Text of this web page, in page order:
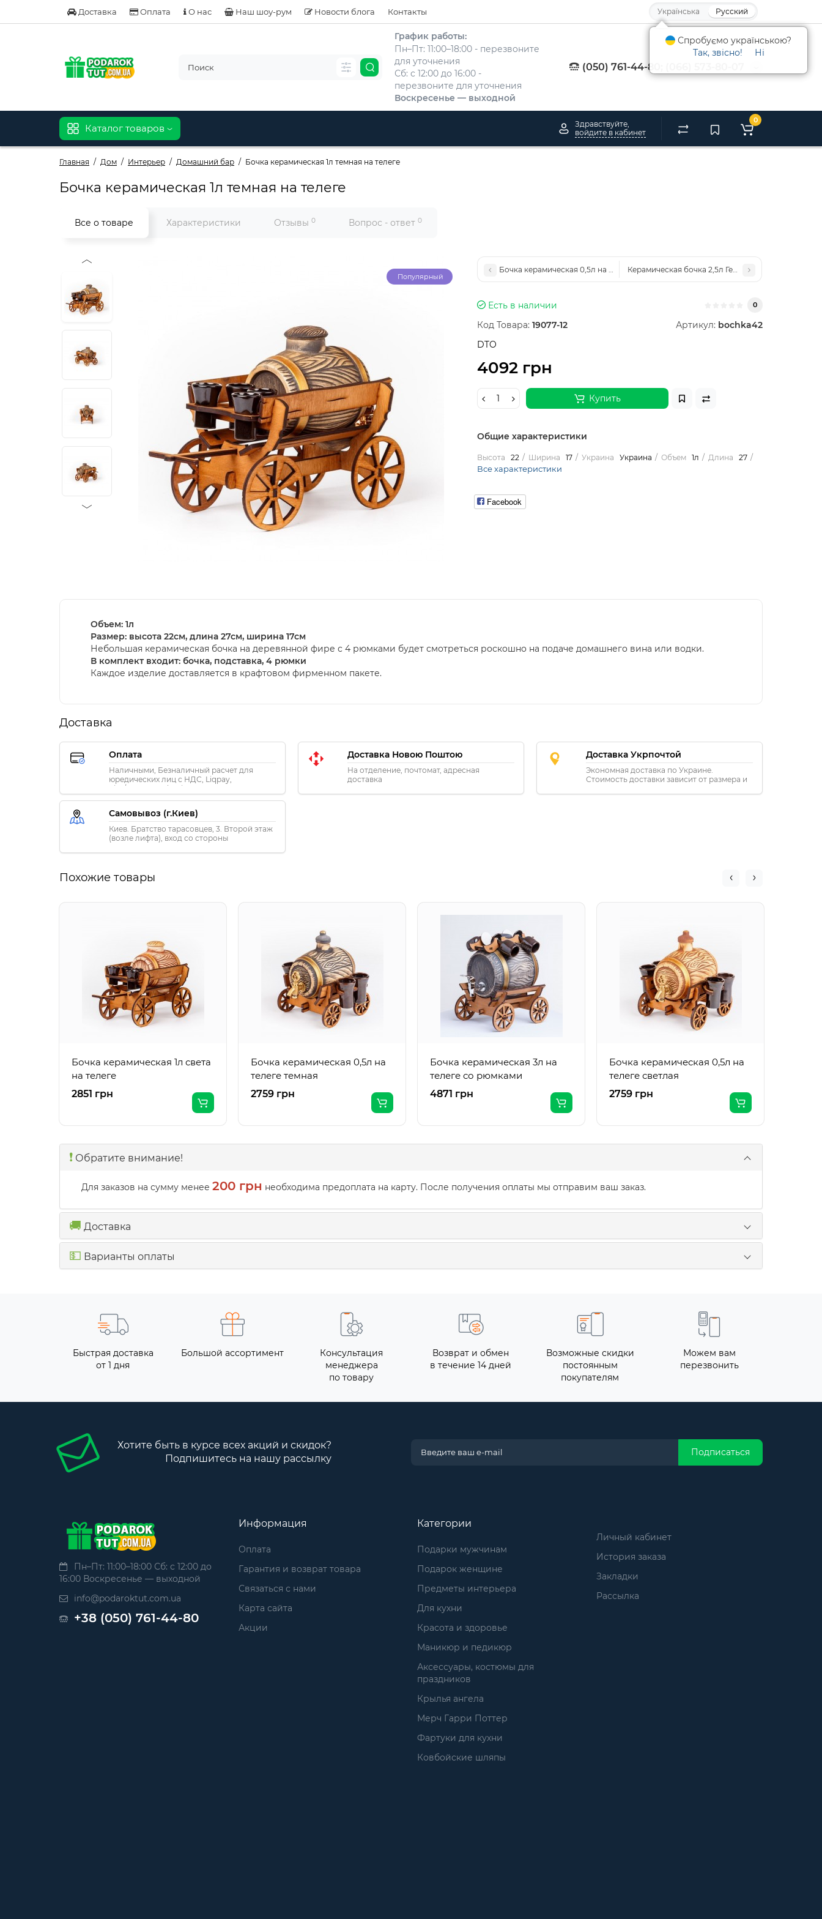
Доставка Оплата О нас Наш шоу-рум Новости блога Контакты Українська Русский
График работы:
Пн–Пт: 11:00–18:00 - перезвоните
для уточнения
Сб: с 12:00 до 16:00 -
перезвоните для уточнения
Воскресенье — выходной
(050) 761-44-80; (066) 573-80-07
Каталог товаров
Здравствуйте,
войдите в кабинет
0
Главная Дом Интерьер Домашний бар Бочка керамическая 1л темная на телеге
Бочка керамическая 1л темная на телеге
Все о товаре Характеристики Отзывы 0 Вопрос - ответ 0
Популярный
Бочка керамическая 0,5л на телеге темнаяКерамическая бочка 2,5л Герб со рюмками
Есть в наличии 0
Код Товара: 19077-12 Артикул: bochka42
DTO
4092 грн
Купить
Общие характеристики
Высота 22 Ширина 17 Украина Украина Объем 1л Длина 27
Все характеристики
Facebook
Объем: 1л
Размер: высота 22см, длина 27см, ширина 17см
Небольшая керамическая бочка на деревянной фире с 4 рюмками будет смотреться роскошно на подаче домашнего вина или водки.
В комплект входит: бочка, подставка, 4 рюмки
Каждое изделие доставляется в крафтовом фирменном пакете.
Доставка
Оплата
Наличными, Безналичный расчет для
юредических лиц с НДС, Liqpay,
Visa/MasterCard, Privat24
Доставка Новою Поштою
На отделение, почтомат, адресная
доставка
Доставка Укрпочтой
Экономная доставка по Украине.
Стоимость доставки зависит от размера и
Самовывоз (г.Киев)
Киев. Братство тарасовцев, 3. Второй этаж
(возле лифта), вход со стороны
Похожие товары
Бочка керамическая 1л света
на телеге
2851 грн
Бочка керамическая 0,5л на
телеге темная
2759 грн
Бочка керамическая 3л на
телеге со рюмками
4871 грн
Бочка керамическая 0,5л на
телеге светлая
2759 грн
❗️ Обратите внимание!
Для заказов на сумму менее 200 грн необходима предоплата на карту. После получения оплаты мы отправим ваш заказ.
🚚 Доставка
💵 Варианты оплаты
Быстрая доставка
от 1 дня
Большой ассортимент
Консультация
менеджера
по товару
Возврат и обмен
в течение 14 дней
Возможные скидки
постоянным
покупателям
Можем вам
перезвонить
Хотите быть в курсе всех акций и скидок?
Подпишитесь на нашу рассылку
Подписаться
Пн–Пт: 11:00–18:00 Сб: с 12:00 до
16:00 Воскресенье — выходной
info@podaroktut.com.ua
+38 (050) 761-44-80
Информация
Оплата
Гарантия и возврат товара
Связаться с нами
Карта сайта
Акции
Категории
Подарки мужчинам
Подарок женщине
Предметы интерьера
Для кухни
Красота и здоровье
Маникюр и педикюр
Аксессуары, костюмы для
праздников
Крылья ангела
Мерч Гарри Поттер
Фартуки для кухни
Ковбойские шляпы
Личный кабинет
История заказа
Закладки
Рассылка
Спробуємо українською?
Так, звісно!
Ні